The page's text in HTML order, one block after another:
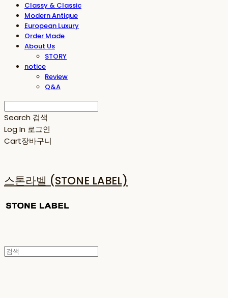
Classy & Classic
Modern Antique
European Luxury
Order Made
About Us
STORY
notice
Review
Q&A
Search 검색
Log In 로그인
Cart장바구니
스톤라벨 (STONE LABEL)